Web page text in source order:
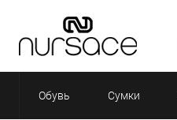
Обувь Сумки